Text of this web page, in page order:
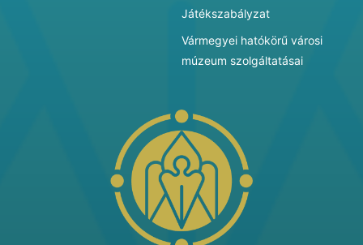
Játékszabályzat
Vármegyei hatókörű városi
múzeum szolgáltatásai